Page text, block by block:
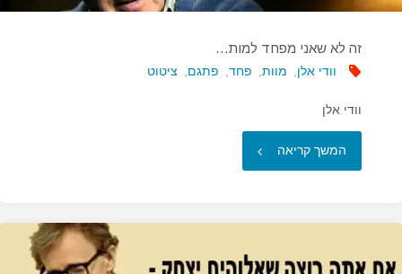
זה לא שאני מפחד למות…
וודי אלן, מוות, פחד, פתגם, ציטוט
וודי אלן
המשך קריאה "זה
שאני
מפחד